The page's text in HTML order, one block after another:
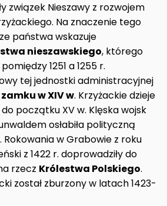
związek Nieszawy z rozwojem
Na znaczenie tego
państwa wskazuje
nieszawskiego, którego
1251 a 1255 r.
tej jednostki administracyjnej
zamku w XIV w. Krzyżackie dzieje
początku XV w. Klęska wojsk
osłabiła polityczną
Rokowania w Grabowie z roku
z 1422 r. doprowadziły do
rzecz Królestwa Polskiego.
został zburzony w latach 1423-